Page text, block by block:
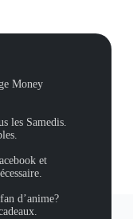
Money
les Samedis.
et
d’anime?